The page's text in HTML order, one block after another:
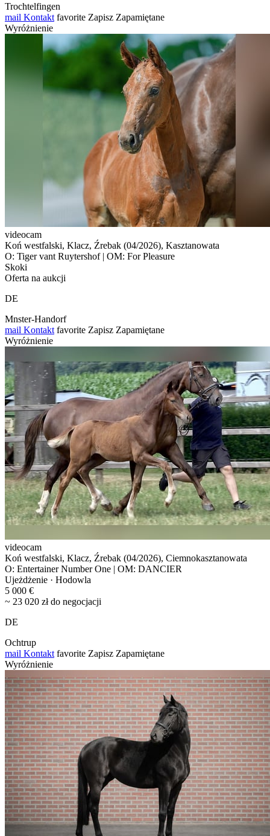
Trochtelfingen
mail Kontakt favorite Zapisz Zapamiętane
Wyróżnienie
videocam
Koń westfalski, Klacz, Źrebak (04/2026), Kasztanowata
O: Tiger vant Ruytershof | OM: For Pleasure
Skoki
Oferta na aukcji
DE
Mnster-Handorf
mail Kontakt favorite Zapisz Zapamiętane
Wyróżnienie
videocam
Koń westfalski, Klacz, Źrebak (04/2026), Ciemnokasztanowata
O: Entertainer Number One | OM: DANCIER
Ujeżdżenie · Hodowla
5 000 €
~ 23 020 zł do negocjacji
DE
Ochtrup
mail Kontakt favorite Zapisz Zapamiętane
Wyróżnienie